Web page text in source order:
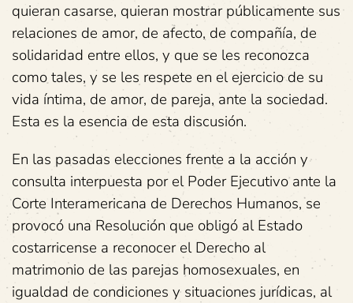
quieran casarse, quieran mostrar públicamente sus
relaciones de amor, de afecto, de compañía, de
solidaridad entre ellos, y que se les reconozca
como tales, y se les respete en el ejercicio de su
vida íntima, de amor, de pareja, ante la sociedad.
Esta es la esencia de esta discusión.
En las pasadas elecciones frente a la acción y
consulta interpuesta por el Poder Ejecutivo ante la
Corte Interamericana de Derechos Humanos, se
provocó una Resolución que obligó al Estado
costarricense a reconocer el Derecho al
matrimonio de las parejas homosexuales, en
igualdad de condiciones y situaciones jurídicas, al